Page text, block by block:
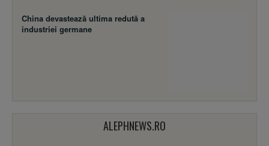
China devastează ultima redută a
industriei germane
ALEPHNEWS.RO